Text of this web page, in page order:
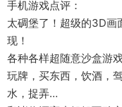
手机游戏点评：
太碉堡了！超级的3D画
现！
各种各样超随意沙盒游
玩牌，买东西，饮酒，
水，捉弄…